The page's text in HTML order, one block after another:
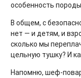
особенность
В общем, с
нет — и детям, и
сколько мы
цельную тушку? И
Напомню, шеф-